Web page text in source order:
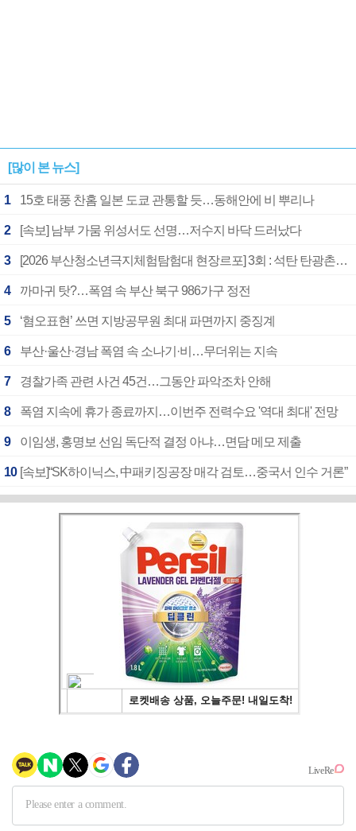
[많이 본 뉴스]
1 15호 태풍 찬홈 일본 도쿄 관통할 듯…동해안에 비 뿌리나
2 [속보] 남부 가뭄 위성서도 선명…저수지 바닥 드러났다
3 [2026 부산청소년극지체험탐험대 현장르포] 3회 : 석탄 탄광촌에서 북극 연구의 중심지로
4 까마귀 탓?…폭염 속 부산 북구 986가구 정전
5 ‘혐오표현’ 쓰면 지방공무원 최대 파면까지 중징계
6 부산·울산·경남 폭염 속 소나기·비…무더위는 지속
7 경찰가족 관련 사건 45건…그동안 파악조차 안해
8 폭염 지속에 휴가 종료까지…이번주 전력수요 '역대 최대' 전망
9 이임생, 홍명보 선임 독단적 결정 아냐…면담 메모 제출
10 [속보]“SK하이닉스, 中패키징공장 매각 검토…중국서 인수 거론”